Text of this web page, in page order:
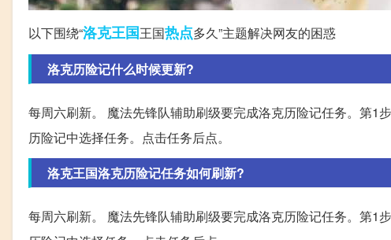
以下围绕“洛克王国王国热点多久”主题解决网友的困惑
洛克历险记什么时候更新?
每周六刷新。 魔法先锋队辅助刷级要完成洛克历险记任务。第1
历险记中选择任务。点击任务后点。
洛克王国洛克历险记任务如何刷新?
每周六刷新。 魔法先锋队辅助刷级要完成洛克历险记任务。第1